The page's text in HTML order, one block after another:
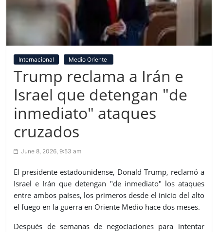
Internacional Medio Oriente
Trump reclama a Irán e
Israel que detengan "de
inmediato" ataques
cruzados
June 8, 2026, 9:53 am
El presidente estadounidense, Donald Trump, reclamó a
Israel e Irán que detengan "de inmediato" los ataques
entre ambos países, los primeros desde el inicio del alto
el fuego en la guerra en Oriente Medio hace dos meses.
Después de semanas de negociaciones para intentar